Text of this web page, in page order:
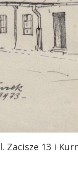
Zacisze 13 i